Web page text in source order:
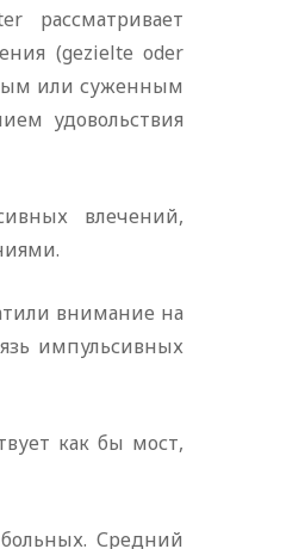
рассматривает
(gezielte oder
или суженным
удовольствия
влечений,
внимание на
импульсивных
как бы мост,
Средний